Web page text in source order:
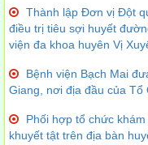
Thành lập Đơn vị Đột
điều trị tiêu sợi huyết
viện đa khoa huyên Vị
Bệnh viện Bạch Mai
Giang, nơi địa đầu của Tổ
Phối hợp tổ chức
khuyết tật trên địa bàn